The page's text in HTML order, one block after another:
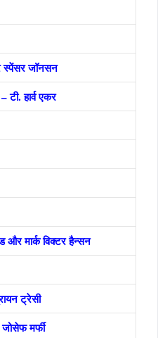
स्पेंसर जॉनसन
हार्व एकर
मार्क विक्टर हैन्सन
ट्रेसी
मर्फी